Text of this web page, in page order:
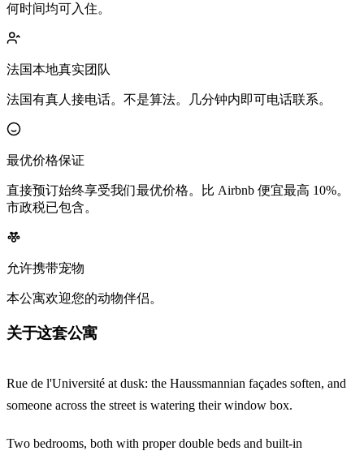
何时间均可入住。
法国本地真实团队
法国有真人接电话。不是算法。几分钟内即可电话联系。
最优价格保证
直接预订始终享受我们最优价格。比 Airbnb 便宜最高 10%。
市政税已包含。
允许携带宠物
本公寓欢迎您的动物伴侣。
关于这套公寓
Rue de l'Université at dusk: the Haussmannian façades soften, and
someone across the street is watering their window box.
Two bedrooms, both with proper double beds and built-in